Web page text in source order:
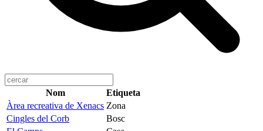
Nom
Etiqueta
Àrea recreativa de Xenacs Zona
Cingles del Corb
Bosc